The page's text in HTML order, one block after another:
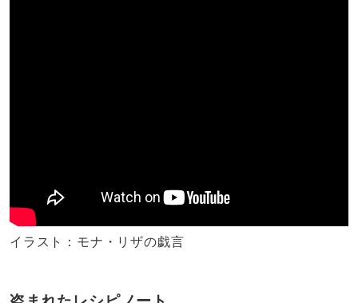
イラスト：モナ・リザの戯言